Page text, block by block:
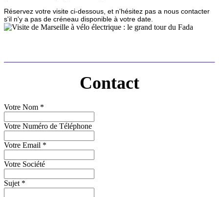
Réservez votre visite ci-dessous, et n'hésitez pas a nous contacter
s'il n'y a pas de créneau disponible à votre date.
Contact
Votre Nom *
Votre Numéro de Téléphone
Votre Email *
Votre Société
Sujet *